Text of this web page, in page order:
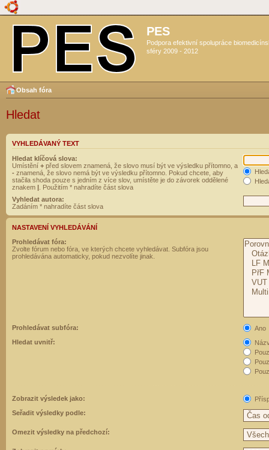
PES
Podpora efektivní spolupráce
sféry 2009 - 2012
Obsah fóra
Hledat
VYHLEDÁVANÝ TEXT
Hledat klíčová slova:
Umístění + před slovem znamená, že slovo musí být ve výsledku přítomno, a
- znamená, že slovo nemá být ve výsledku přítomno. Pokud chcete, aby
stačila shoda pouze s jedním z více slov, umístěte je do závorek oddělené
znakem | . Použitím * nahradíte část slova
Vyhledat autora:
Zadáním * nahradíte část slova
NASTAVENÍ VYHLEDÁVÁNÍ
Prohledávat fóra:
Zvolte fórum nebo fóra, ve kterých chcete vyhledávat. Subfóra jsou
prohledávána automaticky, pokud nezvolíte jinak.
Prohledávat subfóra:
Ano
Hledat uvnitř:
Zobrazit výsledek jako:
Seřadit výsledky podle:
Omezit výsledky na předchozí: